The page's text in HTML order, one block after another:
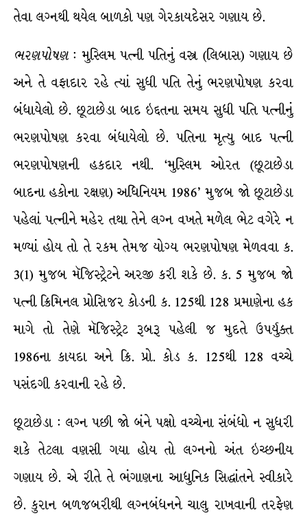
તેવા લગ્નથી થયેલ બાળકો પણ ગેરકાયદેસર ગણાય છે.
ભરણપોષણ : મુસ્લિમ પત્ની પતિનું વસ્ત્ર (લિબાસ) ગણાય છે
અને તે વફાદાર રહે ત્યાં સુધી પતિ તેનું ભરણપોષણ કરવા
બંધાયેલો છે. છૂટાછેડા બાદ ઇદ્દતના સમય સુધી પતિ પત્નીનું
ભરણપોષણ કરવા બંધાયેલો છે. પતિના મૃત્યુ બાદ પત્ની
ભરણપોષણની હકદાર નથી. ‘મુસ્લિમ ઓરત (છૂટાછેડા
બાદના હકોના રક્ષણ) અધિનિયમ 1986’ મુજબ જો છૂટાછેડા
પહેલાં પત્નીને મહેર તથા તેને લગ્ન વખતે મળેલ ભેટ વગેરે ન
મળ્યાં હોય તો તે રકમ તેમજ યોગ્ય ભરણપોષણ મેળવવા ક.
3(1) મુજબ મૅજિસ્ટ્રેટને અરજી કરી શકે છે. ક. 5 મુજબ જો
પત્ની ક્રિમિનલ પ્રોસિજર કોડની ક. 125થી 128 પ્રમાણેના હક
માગે તો તેણે મૅજિસ્ટ્રેટ રૂબરૂ પહેલી જ મુદતે ઉપર્યુક્ત
1986ના કાયદા અને ક્રિ. પ્રો. કોડ ક. 125થી 128 વચ્ચે
પસંદગી કરવાની રહે છે.
છૂટાછેડા : લગ્ન પછી જો બંને પક્ષો વચ્ચેના સંબંધો ન સુધરી
શકે તેટલા વણસી ગયા હોય તો લગ્નનો અંત ઇચ્છનીય
ગણાય છે. એ રીતે તે ભંગાણના આધુનિક સિદ્ધાંતને સ્વીકારે
છે. કુરાન બળજબરીથી લગ્નબંધનને ચાલુ રાખવાની તરફેણ